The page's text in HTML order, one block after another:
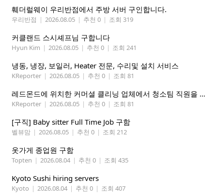
훼더럴웨이 우리반점에서 주방 서버 구인합니다.
우리반점 | 2026.08.05 | 추천 0 | 조회 319
커클랜드 스시셰프님 구합니다
Hyun Kim | 2026.08.05 | 추천 0 | 조회 241
냉동, 냉장, 보일러, Heater 전문, 수리및 설치 서비스
KReporter | 2026.08.05 | 추천 0 | 조회 81
레드몬드에 위치한 커머셜 클리닝 업체에서 청소팀 직원을 모집합니다.
KReporter | 2026.08.05 | 추천 0 | 조회 81
[구직] Baby sitter Full Time Job 구함
벨뷰맘 | 2026.08.05 | 추천 0 | 조회 212
옷가게 종업원 구함
Topten | 2026.08.04 | 추천 0 | 조회 435
Kyoto Sushi hiring servers
Kyoto | 2026.08.04 | 추천 0 | 조회 407